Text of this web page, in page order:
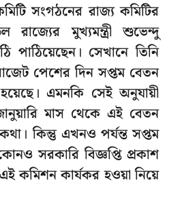
সংগঠনের রাজ্য কমিটির
মুখ্যমন্ত্রী শুভেন্দু
পাঠিয়েছেন। সেখানে তিনি
পেশের দিন সপ্তম বেতন
এমনকি সেই অনুযায়ী
মাস থেকে এই বেতন
কিন্তু এখনও পর্যন্ত সপ্তম
সরকারি বিজ্ঞপ্তি প্রকাশ
কমিশন কার্যকর হওয়া নিয়ে